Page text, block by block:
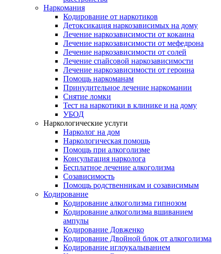
Наркомания
Кодирование от наркотиков
Детоксикация наркозависимых на дому
Лечение наркозависимости от кокаина
Лечение наркозависимости от мефедрона
Лечение наркозависимости от солей
Лечение спайсовой наркозависимости
Лечение наркозависимости от героина
Помощь наркоманам
Принудительное лечение наркомании
Снятие ломки
Тест на наркотики в клинике и на дому
УБОД
Наркологические услуги
Нарколог на дом
Наркологическая помощь
Помощь при алкоголизме
Консультация нарколога
Бесплатное лечение алкоголизма
Созависимость
Помощь родственникам и созависимым
Кодирование
Кодирование алкоголизма гипнозом
Кодирование алкоголизма вшиванием
ампулы
Кодирование Довженко
Кодирование Двойной блок от алкоголизма
Кодирование иглоукалыванием